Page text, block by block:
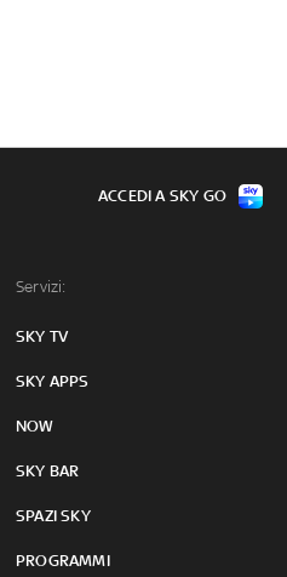
Servizi:
SKY TV
SKY APPS
NOW
SKY BAR
SPAZI SKY
PROGRAMMI
ACCEDI A SKY GO